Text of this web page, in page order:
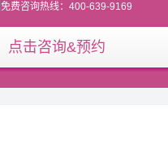
费咨询热线：400-639-9169
点击咨询&预约